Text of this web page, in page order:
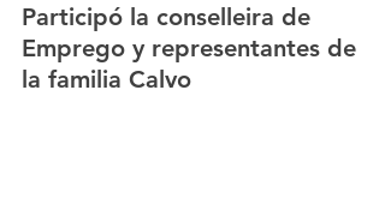
Participó la conselleira de
Emprego y representantes de
la familia Calvo